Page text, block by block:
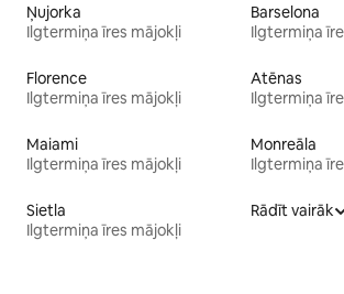
Ņujorka
Ilgtermiņa īres mājokļi
Barselona
Ilgtermiņa
Florence
Ilgtermiņa īres mājokļi
Atēnas
Ilgtermiņa
Maiami
Ilgtermiņa īres mājokļi
Monreāla
Ilgtermiņa
Sietla
Ilgtermiņa īres mājokļi
Rādīt vairāk